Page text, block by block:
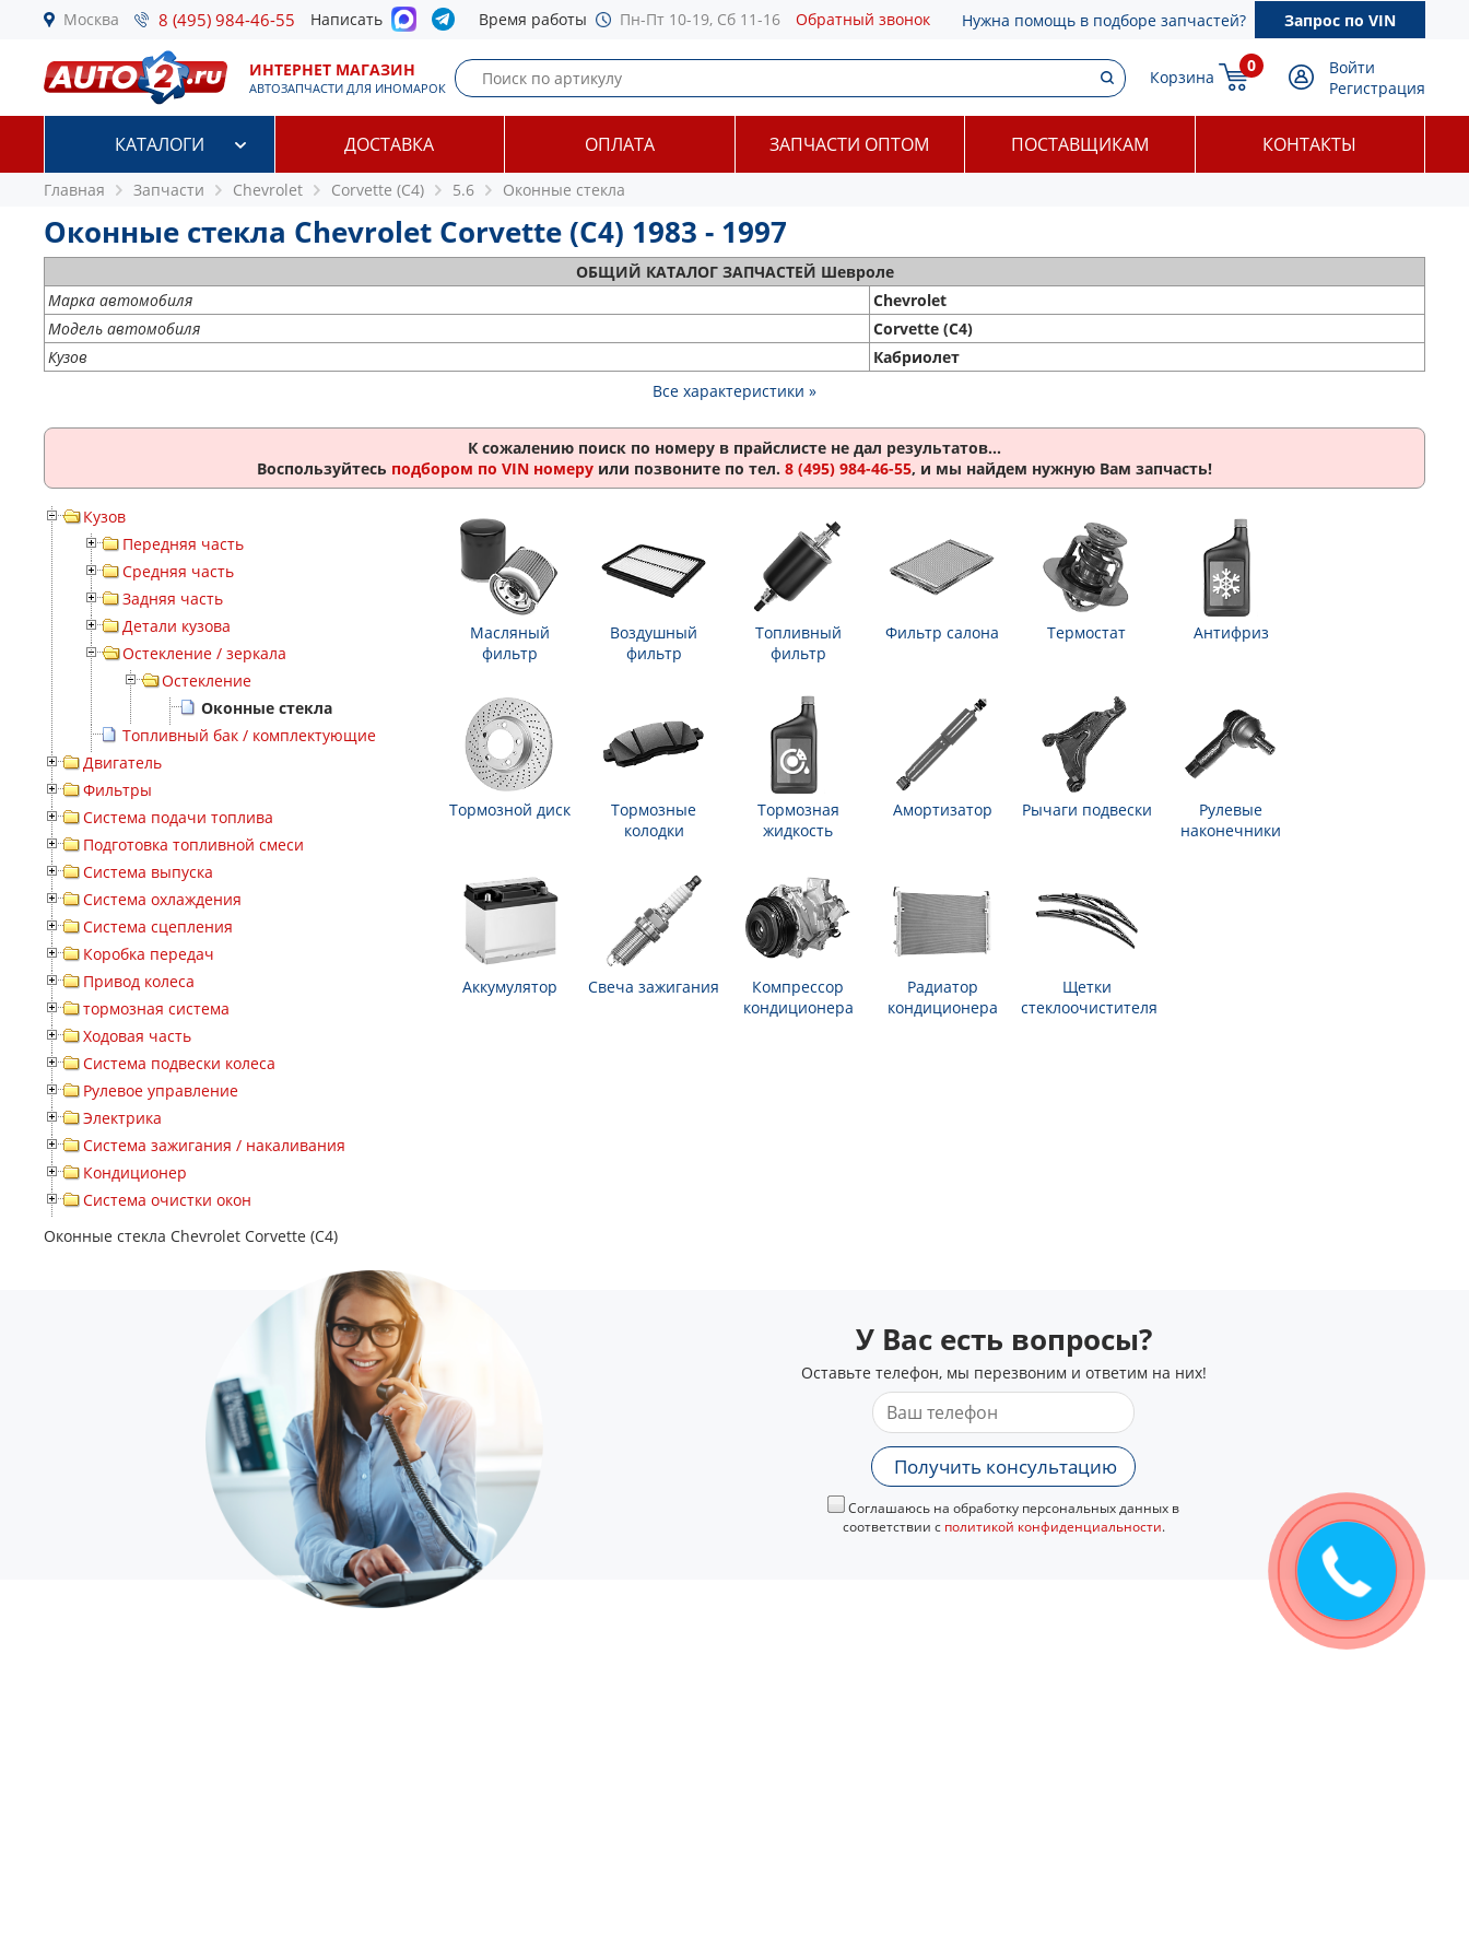
Москва 8 (495) 984-46-55 Написать Время работы Пн-Пт 10-19, Сб 11-16 Обратный звонок Нужна помощь в подборе запчастей? Запрос по VIN
ИНТЕРНЕТ МАГАЗИН
АВТОЗАПЧАСТИ ДЛЯ ИНОМАРОК
Корзина
0
Войти
Регистрация
КАТАЛОГИ ДОСТАВКА ОПЛАТА ЗАПЧАСТИ ОПТОМ ПОСТАВЩИКАМ КОНТАКТЫ
Главная Запчасти Chevrolet Corvette (C4) 5.6 Оконные стекла
Оконные стекла Chevrolet Corvette (C4) 1983 - 1997
ОБЩИЙ КАТАЛОГ ЗАПЧАСТЕЙ Шевроле
Марка автомобиля
Chevrolet
Модель автомобиля
Corvette (C4)
Кузов
Кабриолет
Все характеристики »
К сожалению поиск по номеру в прайслисте не дал результатов...
Воспользуйтесь подбором по VIN номеру или позвоните по тел. 8 (495) 984-46-55, и мы найдем нужную Вам запчасть!
Кузов
Передняя часть
Средняя часть
Задняя часть
Детали кузова
Остекление / зеркала
Остекление
Оконные стекла
Топливный бак / комплектующие
Двигатель
Фильтры
Система подачи топлива
Подготовка топливной смеси
Система выпуска
Система охлаждения
Система сцепления
Коробка передач
Привод колеса
тормозная система
Ходовая часть
Система подвески колеса
Рулевое управление
Электрика
Система зажигания / накаливания
Кондиционер
Система очистки окон
Масляный
фильтр
Воздушный
фильтр
Топливный
фильтр
Фильтр салона Термостат Антифриз
Тормозной диск
Тормозные
колодки
Тормозная
жидкость
Амортизатор Рычаги подвески
Рулевые
наконечники
Аккумулятор Свеча зажигания
Компрессор
кондиционера
Радиатор
кондиционера
Щетки
стеклоочистителя
Оконные стекла Chevrolet Corvette (C4)
У Вас есть вопросы?
Оставьте телефон, мы перезвоним и ответим на них!
Получить консультацию
Соглашаюсь на обработку персональных данных в
соответствии с политикой конфиденциальности.